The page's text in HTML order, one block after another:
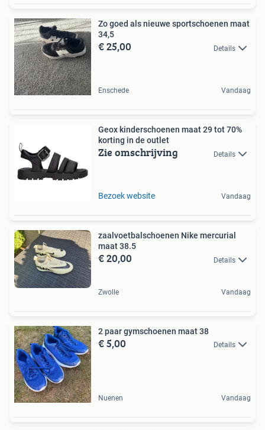
Zo goed als nieuwe sportschoenen maat
34,5
€ 25,00 Details
Enschede Vandaag
Geox kinderschoenen maat 29 tot 70%
korting in de outlet
Zie omschrijving Details
Bezoek website Vandaag
zaalvoetbalschoenen Nike mercurial
maat 38.5
€ 20,00 Details
Zwolle Vandaag
2 paar gymschoenen maat 38
€ 5,00 Details
Nuenen Vandaag